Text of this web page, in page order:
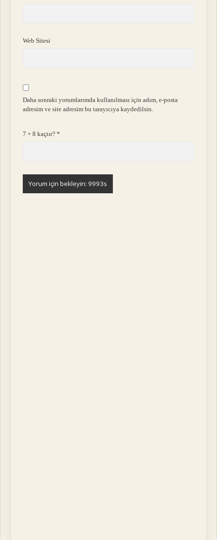
Web Sitesi
Daha sonraki yorumlarımda kullanılması için adım, e-posta
adresim ve site adresim bu tarayıcıya kaydedilsin.
7 + 8 kaçtır?*